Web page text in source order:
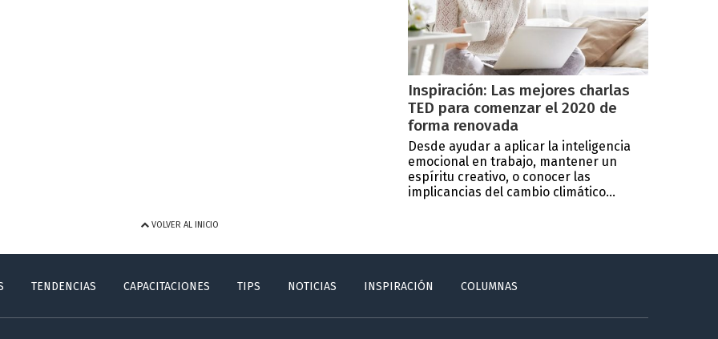
Inspiración: Las mejores charlas
TED para comenzar el 2020 de
forma renovada
Desde ayudar a aplicar la inteligencia
emocional en trabajo, mantener un
espíritu creativo, o conocer las
implicancias del cambio climático...
VOLVER AL INICIO
TENDENCIAS CAPACITACIONES TIPS NOTICIAS INSPIRACIÓN COLUMNAS